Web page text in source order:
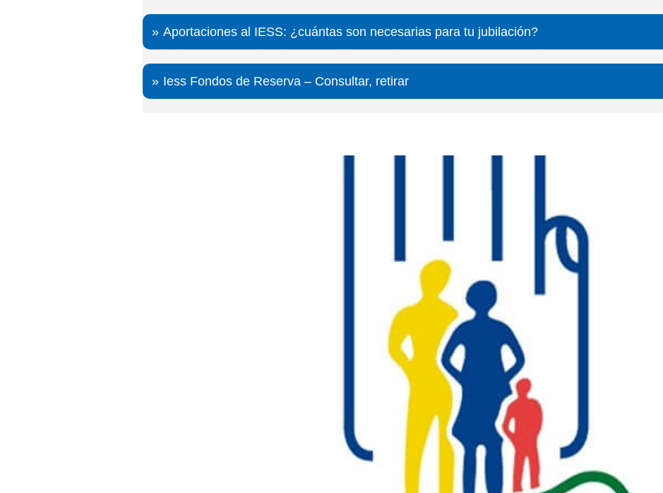
Aportaciones al IESS: ¿cuántas son necesarias para tu jubilación?
Iess Fondos de Reserva – Consultar, retirar